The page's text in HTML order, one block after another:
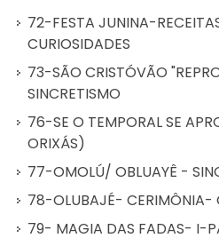
72-FESTA JUNINA-
CURIOSIDADES
73-SÃO CRISTÓVÃO
SINCRETISMO
76-SE O TEMPORAL SE
ORIXÁS)
77-OMOLÚ/ OBLUAYÊ -
78-OLUBAJÉ- CERIMÔNIA-
79- MAGIA DAS FADAS- I-